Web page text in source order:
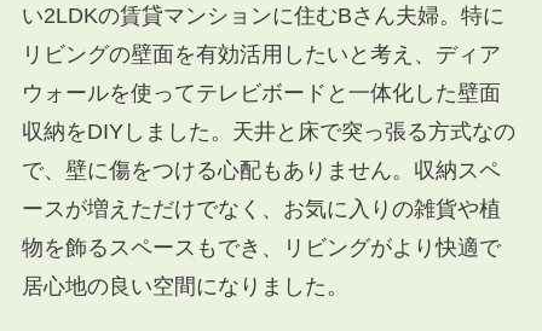
い2LDKの賃貸マンションに住むBさん夫婦。特に
リビングの壁面を有効活用したいと考え、ディア
ウォールを使ってテレビボードと一体化した壁面
収納をDIYしました。天井と床で突っ張る方式なの
で、壁に傷をつける心配もありません。 収納スペ
ースが増えただけでなく、お気に入りの雑貨や植
物を飾るスペースもでき、リビングがより快適で
居心地の良い空間になりました。